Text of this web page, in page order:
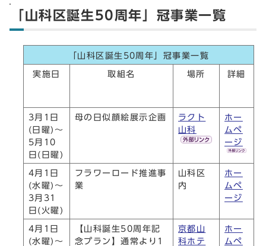
「山科区誕生50周年」冠事業一覧
「山科区誕生50周年」冠事業一覧
実施日 取組名 場所 詳細
3月1日
(日曜)～
5月10
日(日曜)
母の日似顔絵展示企画
ラクト
山科
ホー
ムペ
ージ
4月1日
(水曜)～
3月31
日(火曜)
フラワーロード推進事
業
山科区
内
ホー
ムペ
ージ
4月1日
(水曜)～
【山科誕生50周年記
念プラン】通常より1
京都山
科ホテ
ホー
ムペ